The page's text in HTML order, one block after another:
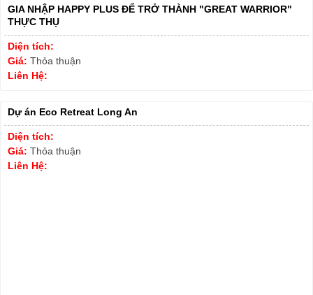
GIA NHẬP HAPPY PLUS ĐỂ TRỞ THÀNH "GREAT WARRIOR"
THỰC THỤ
Diện tích:
Giá: Thỏa thuận
Liên Hệ:
Dự án Eco Retreat Long An
Diện tích:
Giá: Thỏa thuận
Liên Hệ: